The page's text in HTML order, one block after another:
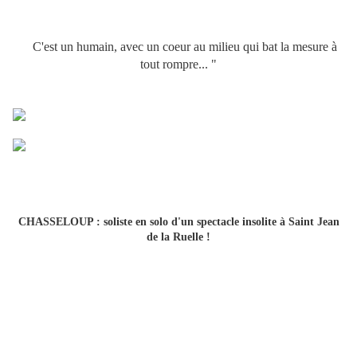
C'est un humain, avec un coeur au milieu qui bat la mesure à
tout rompre... "
CHASSELOUP : soliste en solo d'un spectacle insolite à Saint Jean
de la Ruelle !